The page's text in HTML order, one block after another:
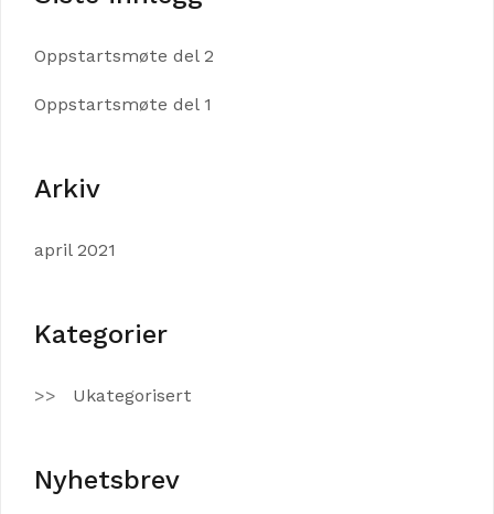
Oppstartsmøte del 2
Oppstartsmøte del 1
Arkiv
april 2021
Kategorier
Ukategorisert
Nyhetsbrev